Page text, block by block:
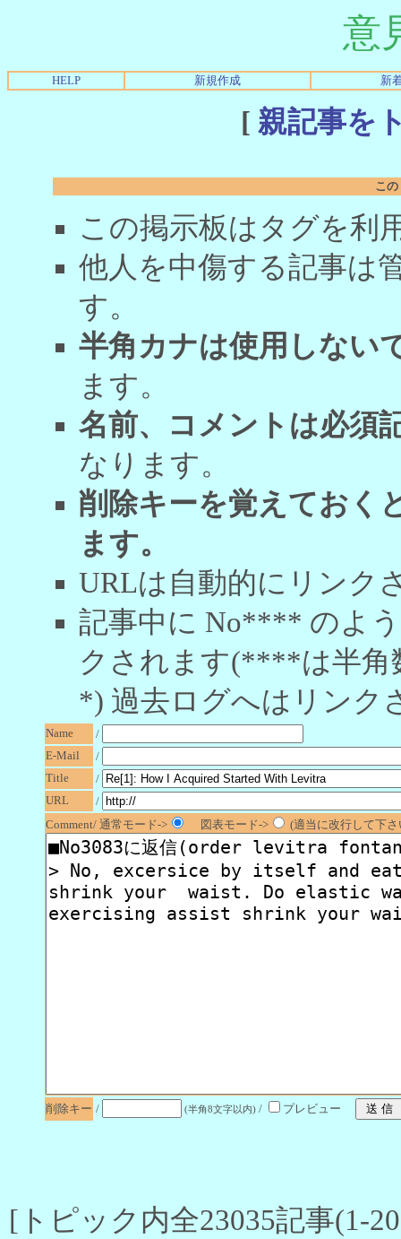
意
HELP 新規作成 新
[ 親記事を
こ
この掲示板はタグを利
他人を中傷する記事は
す。
半角カナは使用しない
ます。
名前、コメントは必須
なります。
削除キーを覚えておく
ます。
URLは自動的にリンク
記事中に No**** のよ
クされます(****は半角
*) 過去ログへはリンク
Name
/
E-Mail
/
Title
/
URL
/
Comment/ 通常モード->
図表モード-> (適当に改行して下
削除キー / (半角8文字以内) / プレビュー
[トピック内全23035記事(1-